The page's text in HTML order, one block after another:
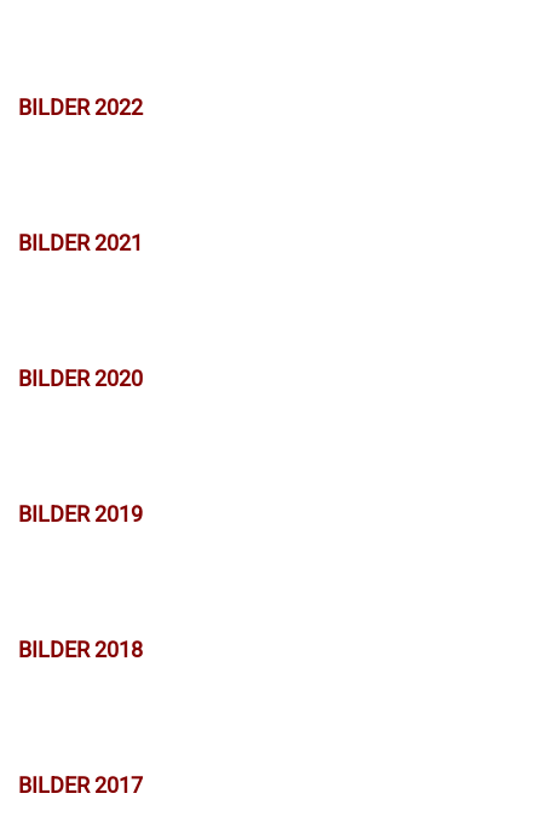
BILDER 2022
BILDER 2021
BILDER 2020
BILDER 2019
BILDER 2018
BILDER 2017